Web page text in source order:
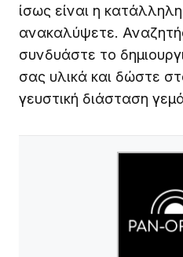
ίσως είναι η
ανακαλύψετε.
συνδυάστε το
σας υλικά και δώστε
γευστική διάσταση